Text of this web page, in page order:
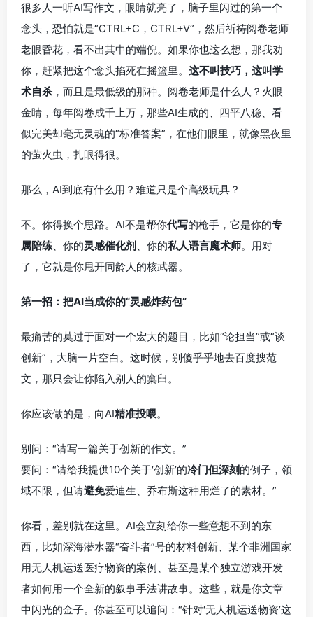
很多人一听AI写作文，眼睛就亮了，脑子里闪过的第一个
念头，恐怕就是“CTRL+C，CTRL+V”，然后祈祷阅卷老师
老眼昏花，看不出其中的端倪。如果你也这么想，那我劝
你，赶紧把这个念头掐死在摇篮里。 这不叫技巧，这叫学
术自杀 ，而且是最低级的那种。阅卷老师是什么人？火眼
金睛，每年阅卷成千上万，那些AI生成的、四平八稳、看
似完美却毫无灵魂的“标准答案”，在他们眼里，就像黑夜里
的萤火虫，扎眼得很。
那么，AI到底有什么用？难道只是个高级玩具？
不。你得换个思路。AI不是帮你代写的枪手，它是你的专
属陪练、你的灵感催化剂、你的私人语言魔术师。用对
了，它就是你甩开同龄人的核武器。
第一招：把AI当成你的“灵感炸药包”
最痛苦的莫过于面对一个宏大的题目，比如“论担当”或“谈
创新”，大脑一片空白。这时候，别傻乎乎地去百度搜范
文，那只会让你陷入别人的窠臼。
你应该做的是，向AI精准投喂。
别问：“请写一篇关于创新的作文。”
要问：“请给我提供10个关于‘创新’的冷门但深刻的例子，领
域不限，但请避免爱迪生、乔布斯这种用烂了的素材。”
你看，差别就在这里。AI会立刻给你一些意想不到的东
西，比如深海潜水器“奋斗者”号的材料创新、某个非洲国家
用无人机运送医疗物资的案例、甚至是某个独立游戏开发
者如何用一个全新的叙事手法讲故事。这些，就是你文章
中闪光的金子。你甚至可以追问：“针对‘无人机运送物资’这